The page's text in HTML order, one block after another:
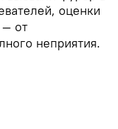
оценки
— от
неприятия.